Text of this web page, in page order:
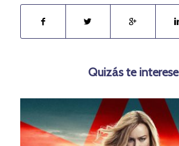
Quizás te interese